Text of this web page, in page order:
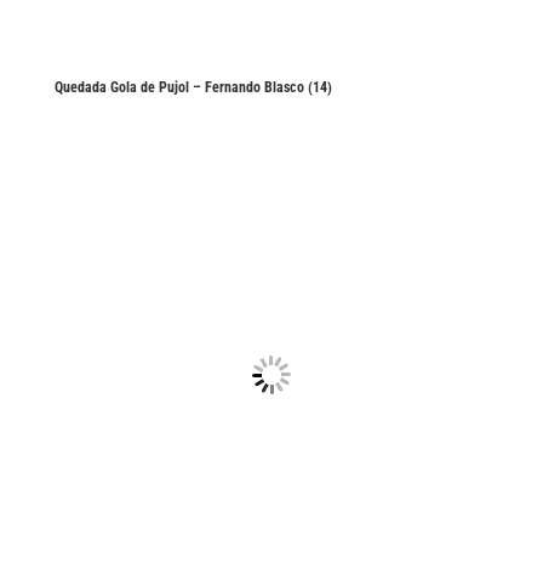
Quedada Gola de Pujol – Fernando Blasco (14)